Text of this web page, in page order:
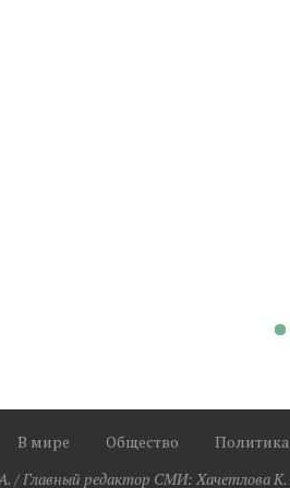
В мире Общество Политика
/ Главный редактор СМИ: Xaчeтлoвa